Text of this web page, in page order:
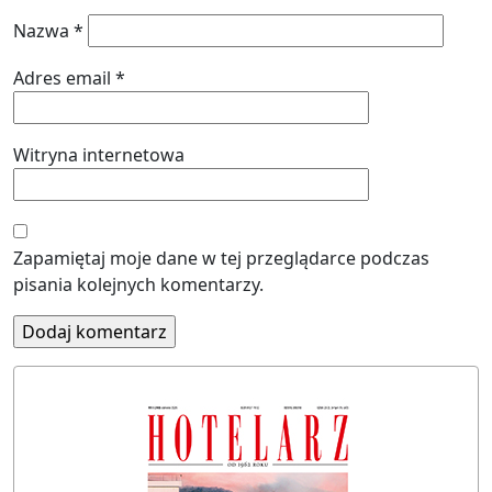
Nazwa *
Adres email *
Witryna internetowa
Zapamiętaj moje dane w tej przeglądarce podczas
pisania kolejnych komentarzy.